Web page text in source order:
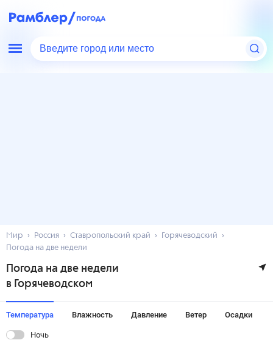
Введите город или место
Мир Россия Ставропольский край
Горячеводский
Погода на две недели
Погода на две недели
в Горячеводском
Температура Влажность Давление Ветер Осадки
Ночь